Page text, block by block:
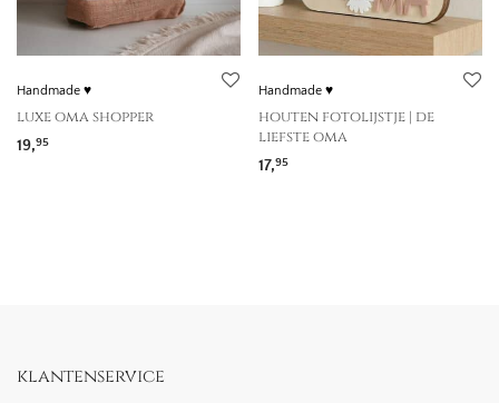
Handmade ♥
luxe oma shopper
19,95
Handmade ♥
houten fotolijstje | de
liefste oma
17,95
klantenservice